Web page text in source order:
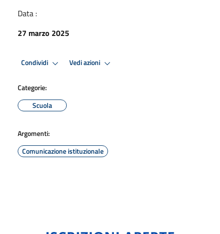
Data :
27 marzo 2025
Condividi Vedi azioni
Categorie:
Scuola
Argomenti:
Comunicazione istituzionale